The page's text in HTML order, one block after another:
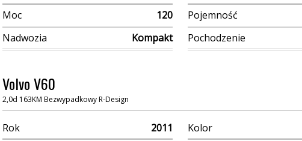
Moc
120 Pojemność
Nadwozia
Kompakt Pochodzenie
Volvo V60
2,0d 163KM Bezwypadkowy R-Design
Rok 2011 Kolor